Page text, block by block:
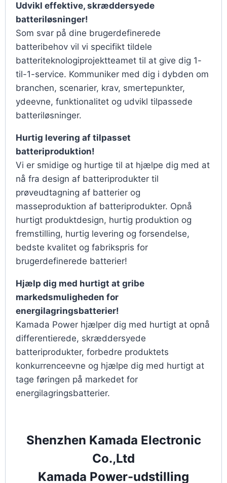
Udvikl effektive, skræddersyede
batteriløsninger!
Som svar på dine brugerdefinerede
batteribehov vil vi specifikt tildele
batteriteknologiprojektteamet til at give dig 1-
til-1-service. Kommuniker med dig i dybden om
branchen, scenarier, krav, smertepunkter,
ydeevne, funktionalitet og udvikl tilpassede
batteriløsninger.
Hurtig levering af tilpasset
batteriproduktion!
Vi er smidige og hurtige til at hjælpe dig med at
nå fra design af batteriprodukter til
prøveudtagning af batterier og
masseproduktion af batteriprodukter. Opnå
hurtigt produktdesign, hurtig produktion og
fremstilling, hurtig levering og forsendelse,
bedste kvalitet og fabrikspris for
brugerdefinerede batterier!
Hjælp dig med hurtigt at gribe
markedsmuligheden for
energilagringsbatterier!
Kamada Power hjælper dig med hurtigt at opnå
differentierede, skræddersyede
batteriprodukter, forbedre produktets
konkurrenceevne og hjælpe dig med hurtigt at
tage føringen på markedet for
energilagringsbatterier.
Shenzhen Kamada Electronic
Co.,Ltd
Kamada Power-udstilling